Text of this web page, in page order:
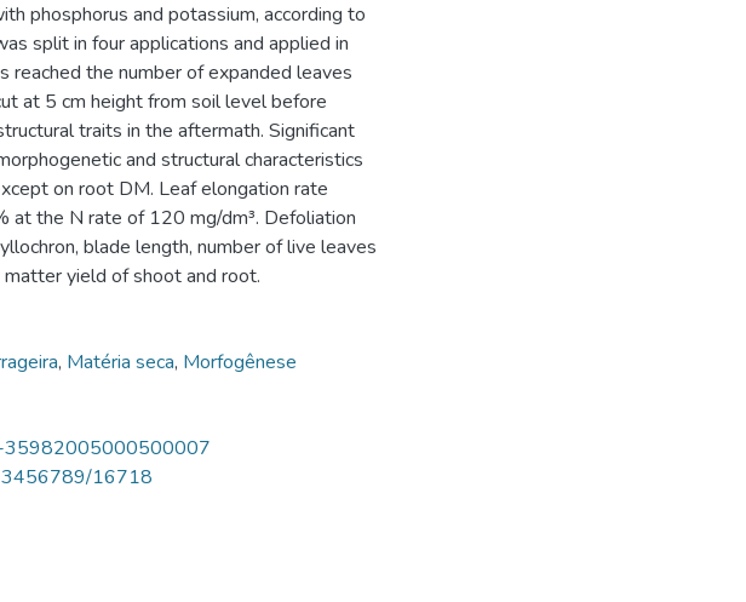
phosphorus and potassium, according to
split in four applications and applied in
reached the number of expanded leaves
at 5 cm height from soil level before
traits in the aftermath. Significant
and structural characteristics
on root DM. Leaf elongation rate
at the N rate of 120 mg/dm³. Defoliation
blade length, number of live leaves
yield of shoot and root.
, Matéria seca, Morfogênese
35982005000500007
16718